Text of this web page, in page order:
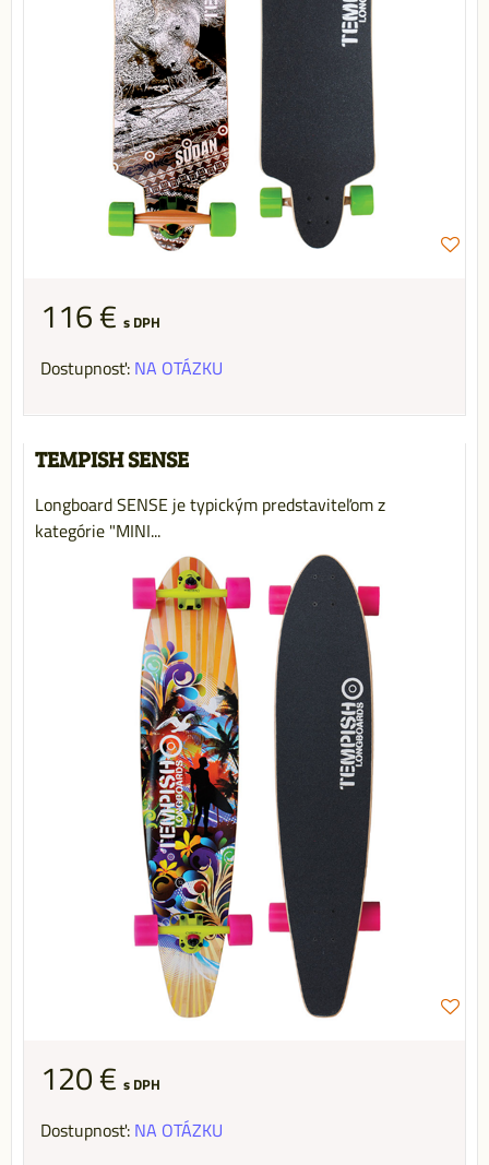
116 € s DPH
Dostupnosť: NA OTÁZKU
TEMPISH SENSE
Longboard SENSE je typickým predstaviteľom z
kategórie "MINI...
120 € s DPH
Dostupnosť: NA OTÁZKU